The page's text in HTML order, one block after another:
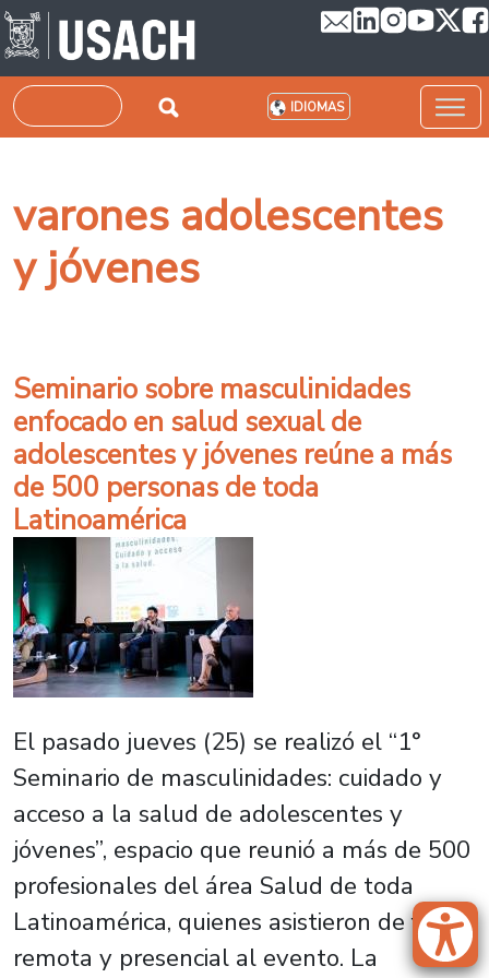
Pasar al contenido principal
Buscar IDIOMAS
varones adolescentes
y jóvenes
Seminario sobre masculinidades
enfocado en salud sexual de
adolescentes y jóvenes reúne a más
de 500 personas de toda
Latinoamérica
El pasado jueves (25) se realizó el “1°
Seminario de masculinidades: cuidado y
acceso a la salud de adolescentes y
jóvenes”, espacio que reunió a más de 500
profesionales del área Salud de toda
Latinoamérica, quienes asistieron de forma
remota y presencial al evento. La